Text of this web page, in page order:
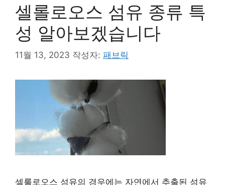
셀롤로오스 섬유 종류 특
성 알아보겠습니다
11월 13, 2023 작성자: 패브릭
셀룰로오스 섬유의 경우에는 자연에서 추출된 섬유